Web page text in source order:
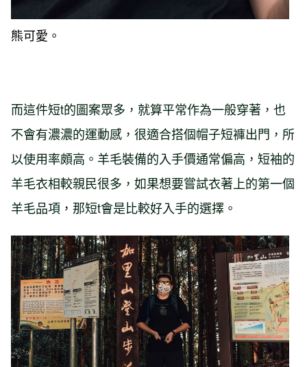
熊可愛。
而這件短t的圖案眾多，就算平常作為一般穿著，也
不會有濃濃的運動感，很適合搭個帽子短褲出門，所
以使用率頗高。羊毛裝備的入手價通常偏高，短袖的
羊毛衣相較親民很多，如果想要嘗試衣著上的第一個
羊毛品項，那短t會是比較好入手的選擇。